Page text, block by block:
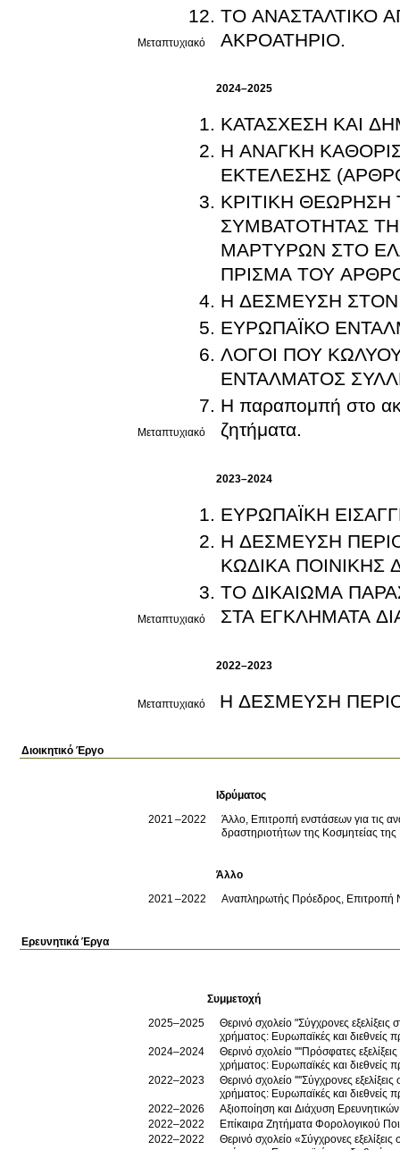
Μεταπτυχιακό
ΤΟ ΑΝΑΣΤΑΛΤΙΚΟ
ΑΚΡΟΑΤΗΡΙΟ.
2024–2025
Μεταπτυχιακό
ΚΑΤΑΣΧΕΣΗ ΚΑΙ
Η ΑΝΑΓΚΗ
ΕΚΤΕΛΕΣΗΣ
ΚΡΙΤΙΚΗ
ΣΥΜΒΑΤΟΤΗΤΑΣ
ΜΑΡΤΥΡΩΝ ΣΤΟ
ΠΡΙΣΜΑ ΤΟΥ
Η ΔΕΣΜΕΥΣΗ ΣΤΟΝ
ΕΥΡΩΠΑΪΚΟ
ΛΟΓΟΙ ΠΟΥ
ΕΝΤΑΛΜΑΤΟΣ
Η παραπομπή στο
ζητήματα.
2023–2024
Μεταπτυχιακό
ΕΥΡΩΠΑΪΚΗ
Η ΔΕΣΜΕΥΣΗ
ΚΩΔΙΚΑ ΠΟΙΝΙΚΗΣ
ΤΟ ΔΙΚΑΙΩΜΑ
ΣΤΑ ΕΓΚΛΗΜΑΤΑ
2022–2023
Μεταπτυχιακό Η ΔΕΣΜΕΥΣΗ
Διοικητικό Έργο
Ιδρύματος
2021
2022
Άλλο, Επιτροπή ενστάσεων για τις
δραστηριοτήτων της Κοσμητείας
Άλλο
2021
2022 Αναπληρωτής Πρόεδρος, Επιτροπή
Ερευνητικά Έργα
Συμμετοχή
2025–2025
Θερινό σχολείο "Σύγχρονες
χρήματος: Ευρωπαϊκές και διεθνείς
2024–2024
Θερινό σχολείο ''''Πρόσφατες
χρήματος: Ευρωπαϊκές και διεθνείς
2022–2023
Θερινό σχολείο ''''Σύγχρονες
χρήματος: Ευρωπαϊκές και διεθνείς
2022–2026
Αξιοποίηση και Διάχυση
2022–2022
Επίκαιρα Ζητήματα Φορολογικού
2022–2022
Θερινό σχολείο «Σύγχρονες